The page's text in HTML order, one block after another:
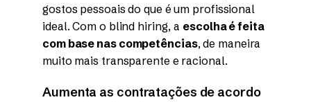
gostos pessoais do que é um profissional
ideal. Com o blind hiring, a escolha é feita
com base nas competências, de maneira
muito mais transparente e racional.
Aumenta as contratações de acordo